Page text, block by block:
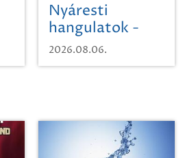
Nyáresti
hangulatok -
Mágnás Miska
2026.08.06.